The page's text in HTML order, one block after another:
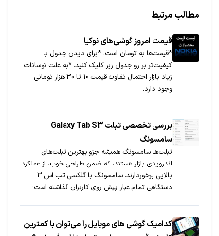
مطالب مرتبط
قیمت امروز گوشی‌های نوکیا
*قیمت‌ها به تومان است. *برای دیدن جدول با
کیفیت‌تر بر رو جدول زیر کلیک کنید. *به علت نوسانات
زیاد بازار احتمال تفاوت قیمت 10 تا 30 هزار تومانی
وجود دارد.
بررسی تخصصی تبلت Galaxy Tab S3
سامسونگ
تبلت‌ها سامسونگ همیشه جزو بهترین تبلت‌های
اندرویدی بازار هستند، که ضمن طراحی خوب، از عملکرد
بالایی برخوردارند. سامسونگ با گلکسی تب اس 3
دستگاهی تمام عبار پیش روی کاربران گذاشته است؛
کدامیک گوشی های موبایل را می‌توان با کمترین